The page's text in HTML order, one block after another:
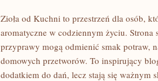
Zioła od Kuchni to przestrzeń dla osób,
aromatyczne w codziennym życiu.
przyprawy mogą odmienić smak potraw,
domowych przetworów. To inspirujący
dodatkiem do dań, lecz stają się ważnym